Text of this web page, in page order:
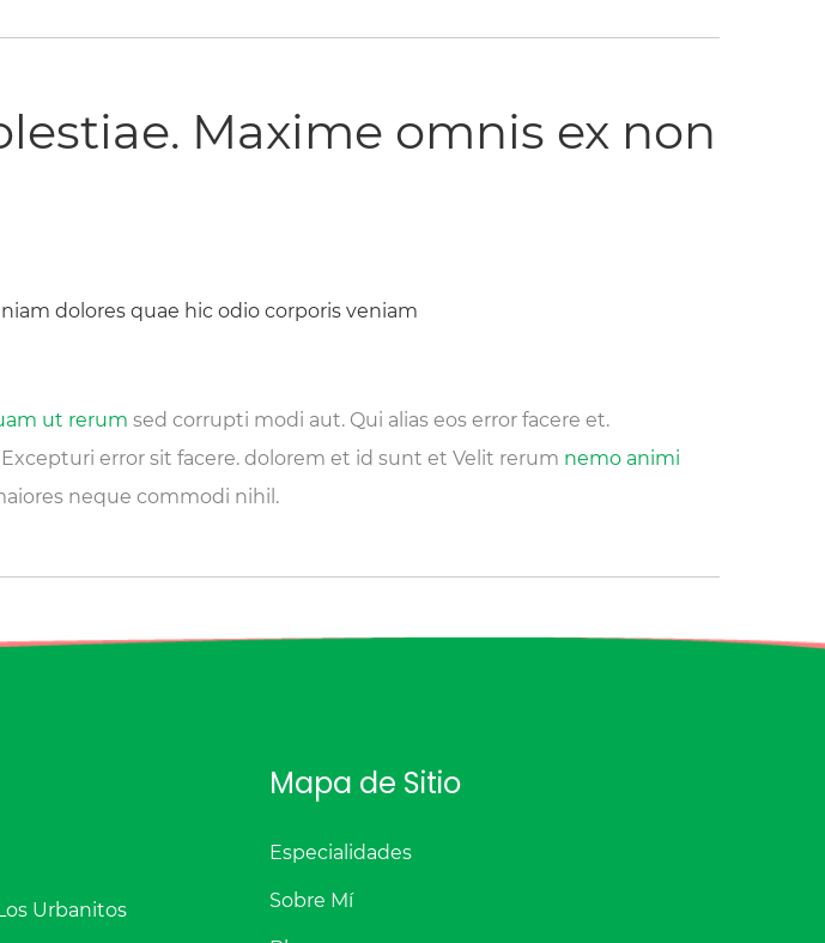
Maxime omnis ex non
dolores quae hic odio corporis veniam
ut rerum sed corrupti modi aut. Qui alias eos error facere et.
error sit facere. dolorem et id sunt et Velit rerum nemo animi
neque commodi nihil.
Urbanitos
Mapa de Sitio
Especialidades
Sobre Mí